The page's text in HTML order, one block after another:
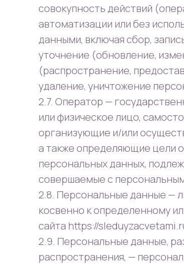
совокупность действий
автоматизации или без
данными, включая сбор,
уточнение (обновление,
(распространение,
удаление, уничтожение
2.7. Оператор —
или физическое лицо,
организующие и/или
а также определяющие цели
персональных данных,
совершаемые с
2.8. Персональные данные —
косвенно к определенному
сайта https://
2.9. Персональные данные,
распространения, —